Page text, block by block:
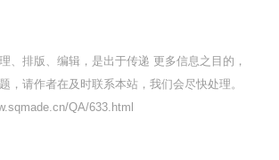
、排版、编辑，是出于传递 更多信息之目的，
请作者在及时联系本站，我们会尽快处理。
QA/633.html